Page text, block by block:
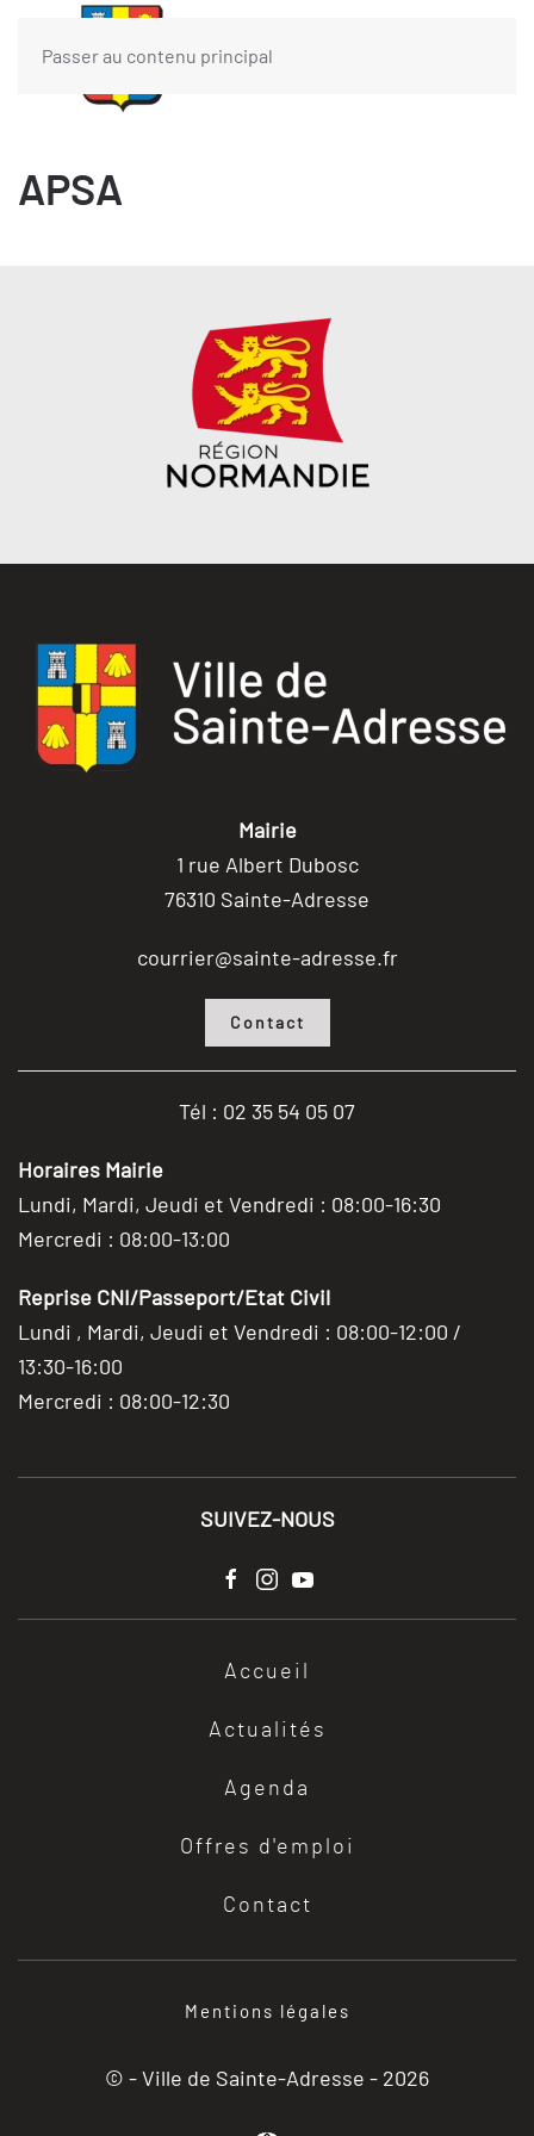
Passer au contenu principal
APSA
Mairie
1 rue Albert Dubosc
76310 Sainte-Adresse
courrier@sainte-adresse.fr
Contact
Tél : 02 35 54 05 07
Horaires Mairie
Lundi, Mardi, Jeudi et Vendredi : 08:00-16:30
Mercredi : 08:00-13:00
Reprise CNI/Passeport/Etat Civil
Lundi , Mardi, Jeudi et Vendredi : 08:00-12:00 /
13:30-16:00
Mercredi : 08:00-12:30
SUIVEZ-NOUS
Accueil
Actualités
Agenda
Offres d'emploi
Contact
Mentions légales
© - Ville de Sainte-Adresse - 2026